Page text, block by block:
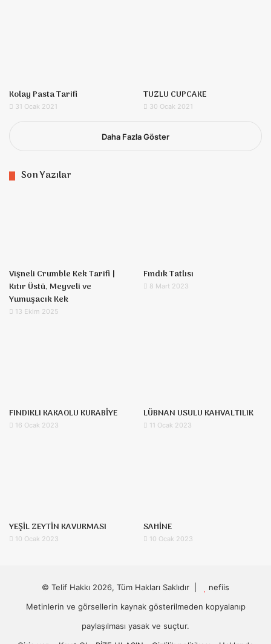
Kolay Pasta Tarifi
31 Ocak 2021
TUZLU CUPCAKE
30 Ocak 2021
Daha Fazla Göster
Son Yazılar
Vişneli Crumble Kek Tarifi |
Kıtır Üstü, Meyveli ve
Yumuşacık Kek
13 Ekim 2025
Fındık Tatlısı
8 Mart 2023
FINDIKLI KAKAOLU KURABİYE
16 Ocak 2023
LÜBNAN USULU KAHVALTILIK
11 Ocak 2023
YEŞİL ZEYTİN KAVURMASI
10 Ocak 2023
SAHİNE
10 Ocak 2023
© Telif Hakkı 2026, Tüm Hakları Saklıdır |
nefiis
Metinlerin ve görsellerin kaynak gösterilmeden kopyalanıp
paylaşılması yasak ve suçtur.